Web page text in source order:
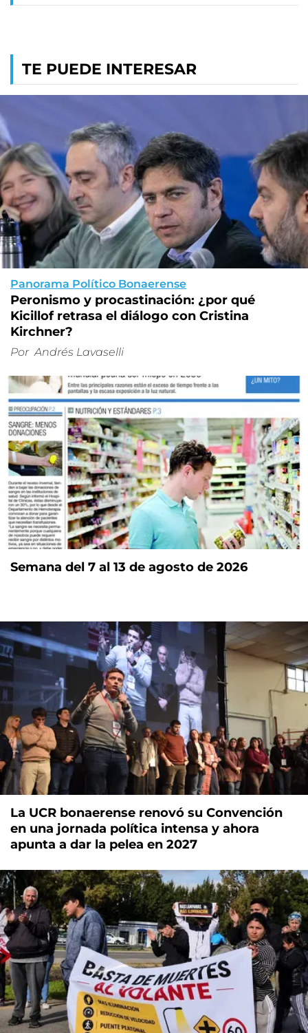
TE PUEDE INTERESAR
Panorama Político Bonaerense
Peronismo y procastinación: ¿por qué
Kicillof retrasa el diálogo con Cristina
Kirchner?
Por Andrés Lavaselli
Semana del 7 al 13 de agosto de 2026
La UCR bonaerense renovó su Convención
en una jornada política intensa y ahora
apunta a dar la pelea en 2027